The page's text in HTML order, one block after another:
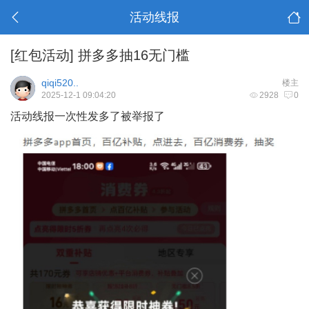
活动线报
[红包活动] 拼多多抽16无门槛
楼主
qiqi520..
2928 0
2025-12-1 09:04:20
活动线报一次性发多了被举报了